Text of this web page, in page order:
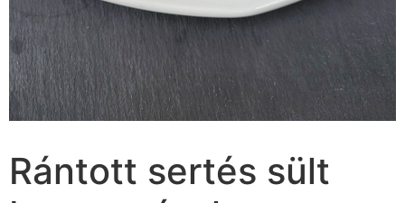
Rántott sertés sült